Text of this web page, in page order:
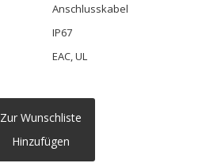
Anschlusskabel
IP67
EAC, UL
Zur Wunschliste
Hinzufügen